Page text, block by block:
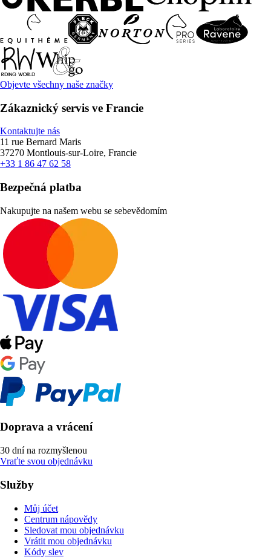
Objevte všechny naše značky
Zákaznický servis ve Francie
Kontaktujte nás
11 rue Bernard Maris
37270 Montlouis-sur-Loire, Francie
+33 1 86 47 62 58
Bezpečná platba
Nakupujte na našem webu se sebevědomím
Doprava a vrácení
30 dní na rozmyšlenou
Vraťte svou objednávku
Služby
Můj účet
Centrum nápovědy
Sledovat mou objednávku
Vrátit mou objednávku
Kódy slev